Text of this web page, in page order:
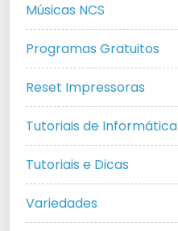
Músicas NCS
Programas Gratuitos
Reset Impressoras
Tutoriais de Informática
Tutoriais e Dicas
Variedades